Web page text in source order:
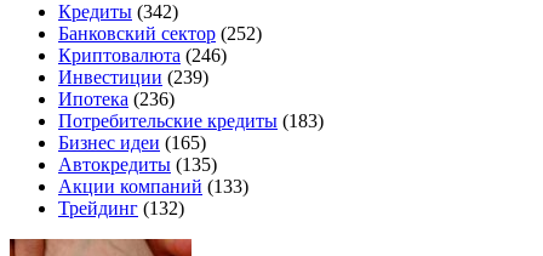
Кредиты (342)
Банковский сектор (252)
Криптовалюта (246)
Инвестиции (239)
Ипотека (236)
Потребительские кредиты (183)
Бизнес идеи (165)
Автокредиты (135)
Акции компаний (133)
Трейдинг (132)